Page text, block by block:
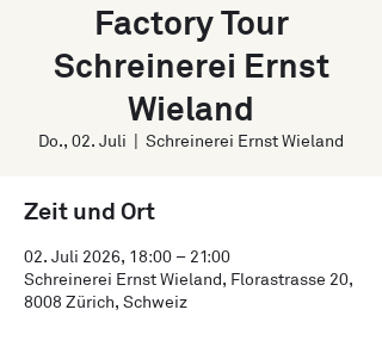
Factory Tour
Schreinerei Ernst
Wieland
Do., 02. Juli Schreinerei Ernst Wieland
Zeit und Ort
02. Juli 2026, 18:00 – 21:00
Schreinerei Ernst Wieland, Florastrasse 20,
8008 Zürich, Schweiz